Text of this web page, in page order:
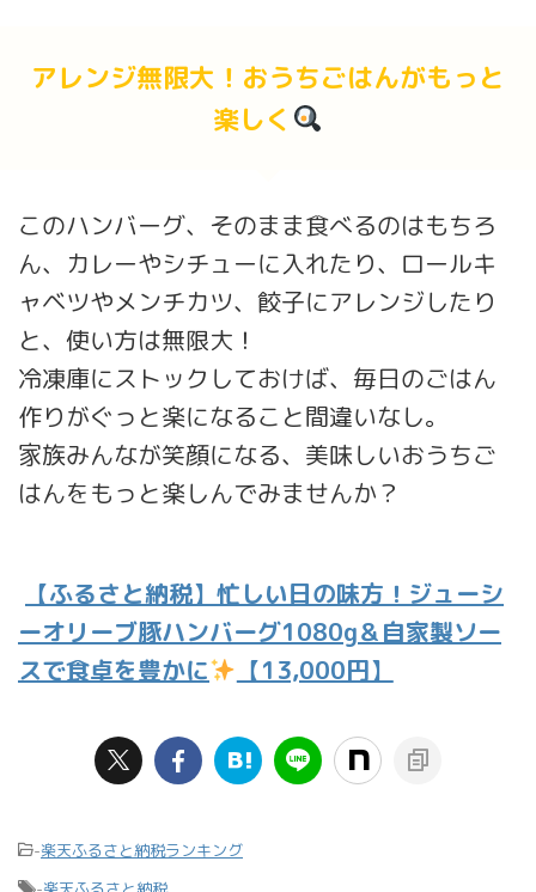
アレンジ無限大！おうちごはんがもっと
楽しく
このハンバーグ、そのまま食べるのはもちろ
ん、カレーやシチューに入れたり、ロールキ
ャベツやメンチカツ、餃子にアレンジしたり
と、使い方は無限大！
冷凍庫にストックしておけば、毎日のごはん
作りがぐっと楽になること間違いなし。
家族みんなが笑顔になる、美味しいおうちご
はんをもっと楽しんでみませんか？
【ふるさと納税】忙しい日の味方！ジューシ
ーオリーブ豚ハンバーグ1080g＆自家製ソー
スで食卓を豊かに
【13,000円】
-楽天ふるさと納税ランキング